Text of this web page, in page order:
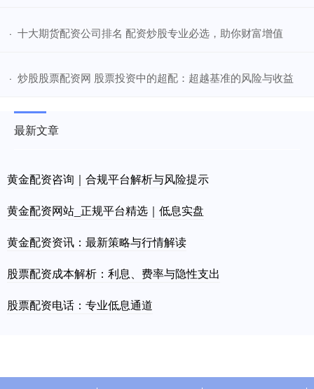
· ​十大期货配资公司排名 配资炒股专业必选，助你财富增值
· ​炒股股票配资网 股票投资中的超配：超越基准的风险与收益
最新文章
黄金配资咨询｜合规平台解析与风险提示
黄金配资网站_正规平台精选｜低息实盘
黄金配资资讯：最新策略与行情解读
股票配资成本解析：利息、费率与隐性支出
股票配资电话：专业低息通道